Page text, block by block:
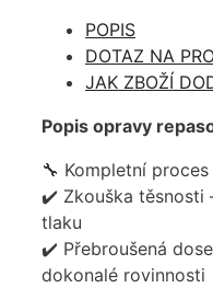
4R8Q6090AH
množství
POPIS
DOTAZ NA
JAK ZBOŽÍ
Popis opravy
🔧 Kompletní
✔️ Zkouška těsnosti
tlaku
✔️ Přebroušená
dokonalé rovinnosti